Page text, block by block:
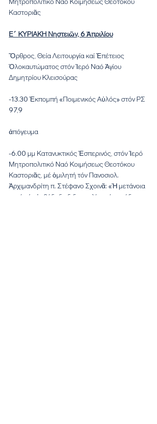
Καστοριᾶς
Ε´ ΚΥΡΙΑΚΗ Νηστειῶν, 6 Ἀπριλίου
Ὄρθρος, Θεία Λειτουργία καί Ἐπέτειος
Ὁλοκαυτώματος στόν Ἱερό Ναό Ἁγίου
Δημητρίου Κλεισούρας
-13.30 Ἐκπομπή «Ποιμενικός Αὐλός» στόν ΡΣ
97,9
ἀπόγευμα
-6.00 μμ Κατανυκτικός Ἑσπερινός, στόν Ἱερό
Μητροπολιτικό Ναό Κοιμήσεως Θεοτόκου
Καστοριᾶς, μέ ὁμιλητή τόν Πανοσιολ.
Ἀρχιμανδρίτη π. Στέφανο Σχοινᾶ: «Ἡ μετάνοια
κατά τήν ὀρθόδοξη διδασκαλία καί παράδοση»